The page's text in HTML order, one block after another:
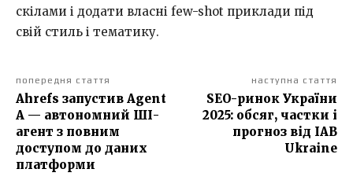
скілами і додати власні few-shot приклади під
свій стиль і тематику.
попередня стаття
Ahrefs запустив Agent
A — автономний ШІ-
агент з повним
доступом до даних
платформи
наступна стаття
SEO-ринок України
2025: обсяг, частки і
прогноз від IAB
Ukraine